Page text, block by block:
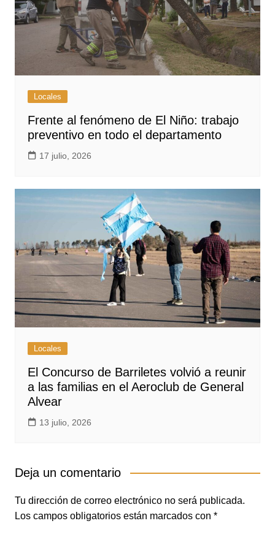
Locales
Frente al fenómeno de El Niño: trabajo
preventivo en todo el departamento
17 julio, 2026
Locales
El Concurso de Barriletes volvió a reunir
a las familias en el Aeroclub de General
Alvear
13 julio, 2026
Deja un comentario
Tu dirección de correo electrónico no será publicada.
Los campos obligatorios están marcados con *